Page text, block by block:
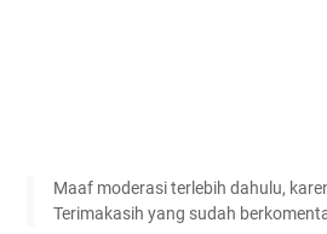
Maaf moderasi terlebih dahulu,
Terimakasih yang sudah